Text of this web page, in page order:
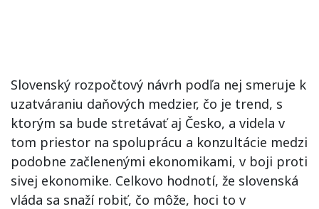
Slovenský rozpočtový návrh podľa nej smeruje k
uzatváraniu daňových medzier, čo je trend, s
ktorým sa bude stretávať aj Česko, a videla v
tom priestor na spoluprácu a konzultácie medzi
podobne začlenenými ekonomikami, v boji proti
sivej ekonomike. Celkovo hodnotí, že slovenská
vláda sa snaží robiť, čo môže, hoci to v